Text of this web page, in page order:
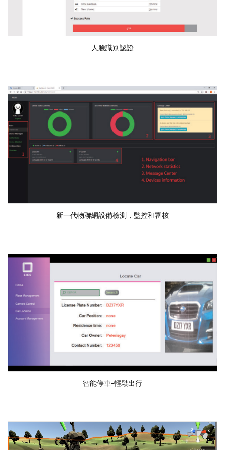
人臉識別認證
新一代物聯網設備檢測，監控和審核
智能停車-輕鬆出行